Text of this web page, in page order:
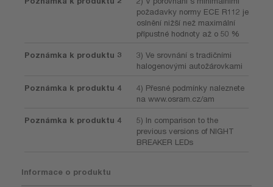
požadavky normy ECE R112 je
oslnění nižší než maximální
přípustné hodnoty až o 50 %
Poznámka k produktu 3
3) Ve srovnání s tradičními
halogenovými autožárovkami
Poznámka k produktu 4
4) Přesné podmínky naleznete
na www.osram.cz/am
Poznámka k produktu 4
5) In comparison to the
previous versions of NIGHT
BREAKER LEDs
Informace o produktu